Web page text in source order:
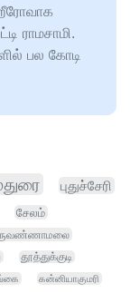
ராமசாமி.
பல கோடி
புதுச்சேரி
சேலம்
தூத்துக்குடி
கன்னியாகுமரி